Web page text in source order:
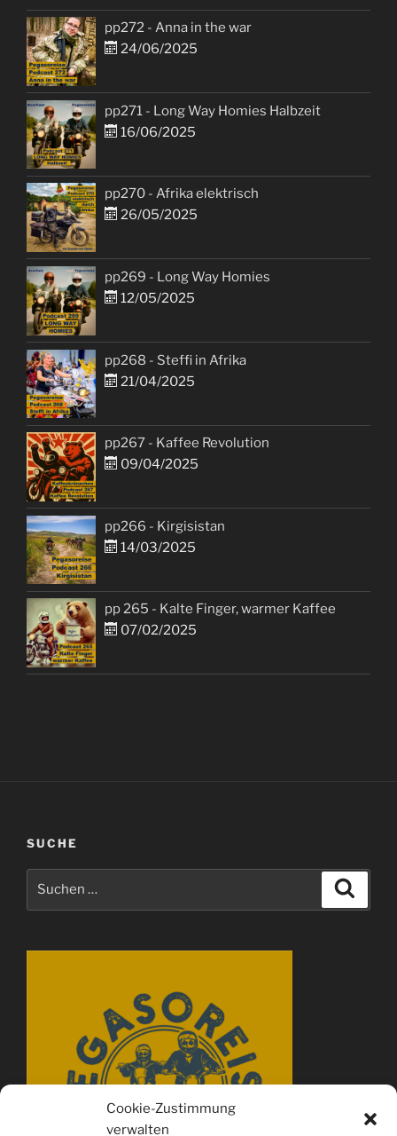
Cookie-Zustimmung
verwalten
pp272 - Anna in the war
24/06/2025
pp271 - Long Way Homies Halbzeit
16/06/2025
pp270 - Afrika elektrisch
26/05/2025
pp269 - Long Way Homies
12/05/2025
pp268 - Steffi in Afrika
21/04/2025
pp267 - Kaffee Revolution
09/04/2025
pp266 - Kirgisistan
14/03/2025
pp 265 - Kalte Finger, warmer Kaffee
07/02/2025
SUCHE